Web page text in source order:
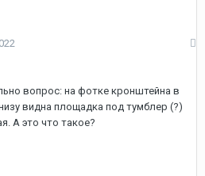
вопрос: на фотке кронштейна в
видна площадка под тумблер (?)
А это что такое?